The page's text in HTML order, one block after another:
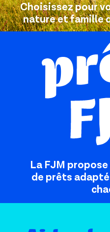
Choisissez pour
nature et famille
La FJM
de prêts